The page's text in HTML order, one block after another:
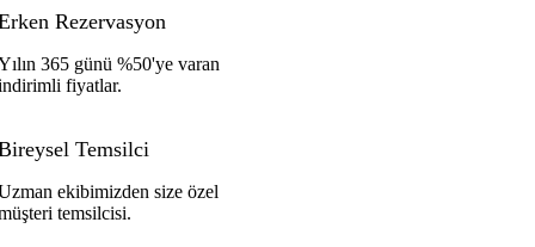
Rezervasyon
365 günü %50'ye varan
fiyatlar.
Temsilci
ekibimizden size özel
temsilcisi.